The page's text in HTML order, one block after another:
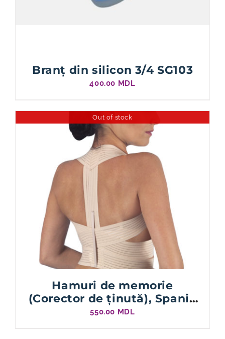
Branț din silicon 3/4 SG103
400.00 MDL
Out of stock
Hamuri de memorie
(Corector de ținută), Spania
330
550.00 MDL